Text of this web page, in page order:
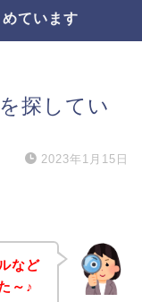
ています
探してい
2023年1月15日
など
～♪